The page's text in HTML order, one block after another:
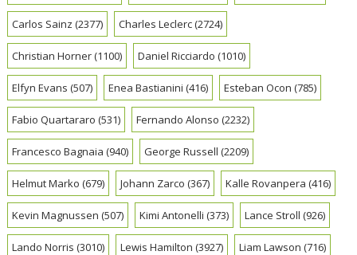
Carlos Sainz (2377) Charles Leclerc(2724)
Christian Horner(1100) Daniel Ricciardo (1010)
Elfyn Evans (507) Enea Bastianini (416) Esteban Ocon (785)
Fabio Quartararo (531) Fernando Alonso (2232)
Francesco Bagnaia (940) George Russell (2209)
Helmut Marko (679) Johann Zarco (367) Kalle Rovanpera (416)
Kevin Magnussen (507) Kimi Antonelli (373) Lance Stroll (926)
Lando Norris (3010) Lewis Hamilton (3927) Liam Lawson (716)